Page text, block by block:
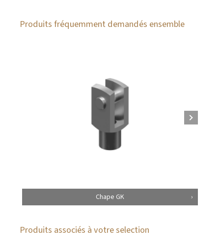
Produits fréquemment demandés ensemble
Chape GK
Produits associés à votre selection